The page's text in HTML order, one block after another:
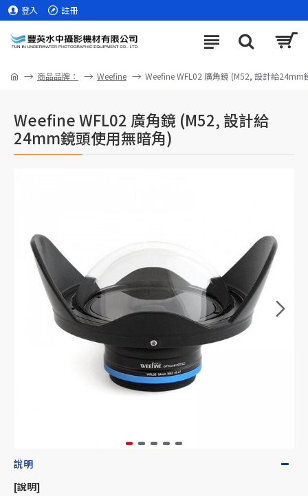
登入 註冊
商品品牌： Weefine Weefine WFL02 廣角鏡 (M52, 設計給24mm
Weefine WFL02 廣角鏡 (M52, 設計給
24mm鏡頭使用無暗角)
說明
[說明]